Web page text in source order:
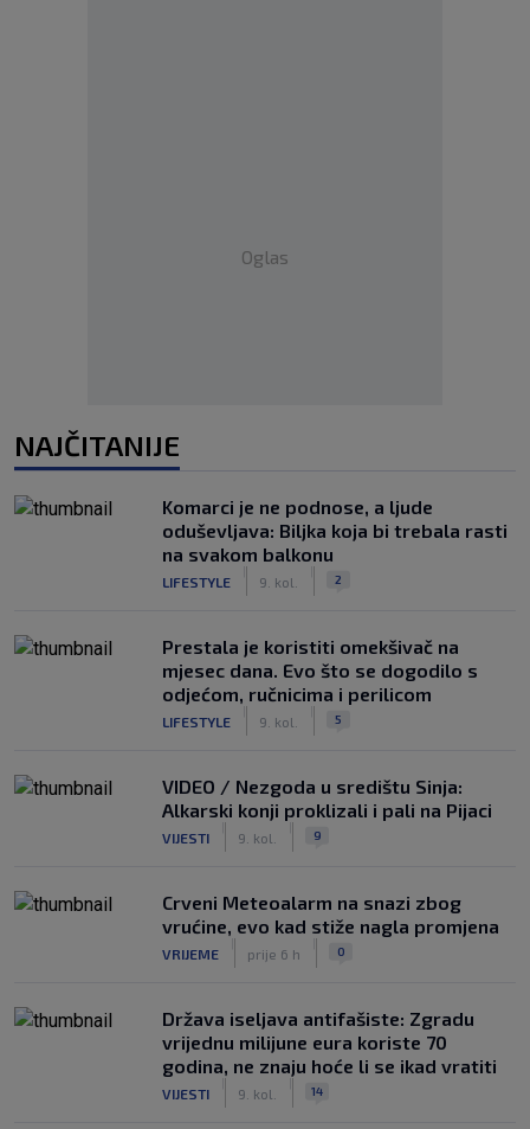
Oglas
NAJČITANIJE
Komarci je ne podnose, a ljude
oduševljava: Biljka koja bi trebala rasti
na svakom balkonu
LIFESTYLE 9. kol. 2
Prestala je koristiti omekšivač na
mjesec dana. Evo što se dogodilo s
odjećom, ručnicima i perilicom
LIFESTYLE 9. kol. 5
VIDEO / Nezgoda u središtu Sinja:
Alkarski konji proklizali i pali na Pijaci
VIJESTI 9. kol. 9
Crveni Meteoalarm na snazi zbog
vrućine, evo kad stiže nagla promjena
VRIJEME prije 6 h 0
Država iseljava antifašiste: Zgradu
vrijednu milijune eura koriste 70
godina, ne znaju hoće li se ikad vratiti
VIJESTI 9. kol. 14